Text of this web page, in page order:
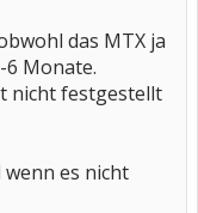
das MTX ja
Monate.
nicht festgestellt
wenn es nicht